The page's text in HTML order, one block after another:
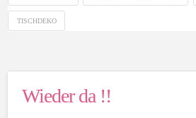
TISCHDEKO
Wieder da !!